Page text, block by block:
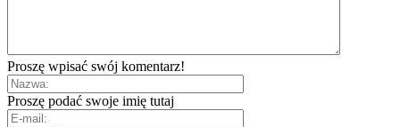
Proszę wpisać swój komentarz!
Proszę podać swoje imię tutaj